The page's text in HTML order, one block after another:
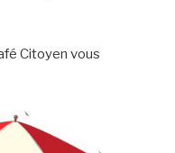
Citoyen vous